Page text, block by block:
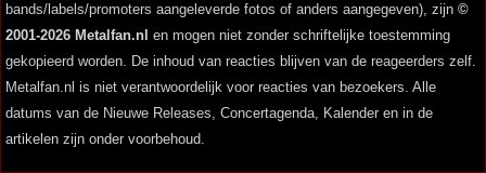
bands/labels/promoters aangeleverde fotos of anders aangegeven), zijn ©
2001-2026 Metalfan.nl en mogen niet zonder schriftelijke toestemming
gekopieerd worden. De inhoud van reacties blijven van de reageerders zelf.
Metalfan.nl is niet verantwoordelijk voor reacties van bezoekers. Alle
datums van de Nieuwe Releases, Concertagenda, Kalender en in de
artikelen zijn onder voorbehoud.